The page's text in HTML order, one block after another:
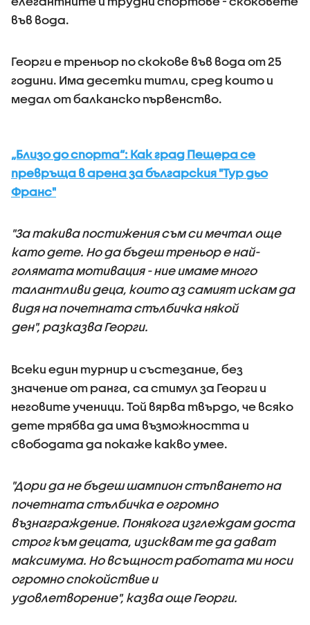
във вода.
Георги е треньор по скокове във вода от 25
години. Има десетки титли, сред които и
медал от балканско първенство.
„Близо до спорта“: Как град Пещера се
превръща в арена за българския "Тур дьо
Франс"
"За такива постижения съм си мечтал още
като дете. Но да бъдеш треньор е най-
голямата мотивация - ние имаме много
талантливи деца, които аз самият искам да
видя на почетната стълбичка някой
ден", разказва Георги.
Всеки един турнир и състезание, без
значение от ранга, са стимул за Георги и
неговите ученици. Той вярва твърдо, че всяко
дете трябва да има възможността и
свободата да покаже какво умее.
"Дори да не бъдеш шампион стъпването на
почетната стълбичка е огромно
възнаграждение. Понякога изглеждам доста
строг към децата, изисквам те да дават
максимума. Но всъщност работата ми носи
огромно спокойствие и
удовлетворение", казва още Георги.